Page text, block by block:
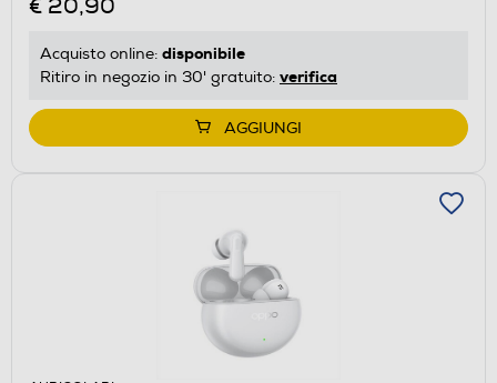
€ 20,90
Acquisto online: disponibile
Ritiro in negozio in 30' gratuito: verifica
AGGIUNGI